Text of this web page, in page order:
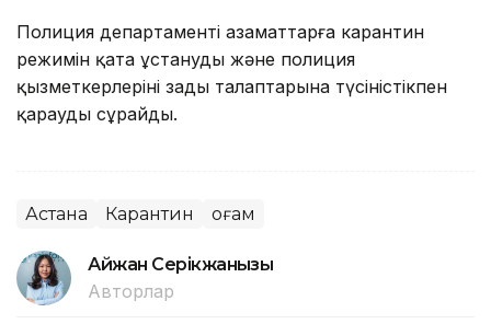
Полиция департаменті азаматтарға карантин
режимін қатаң ұстануды және полиция
қызметкерлерінің заңды талаптарына түсіністікпен
қарауды сұрайды.
Астана Карантин Қоғам
Айжан Серікжанқызы
Авторлар